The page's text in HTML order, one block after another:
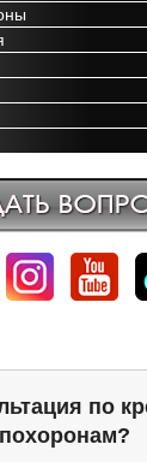
по
похоронам?